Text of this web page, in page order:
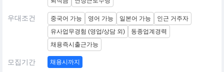
우대조건 중국어 가능 영어 가능 일본어 가능
인근 거주자
유사업무경험 (영업/상담 외)
동종업계경력
채용즉시출근가능
모집기간 채용시까지